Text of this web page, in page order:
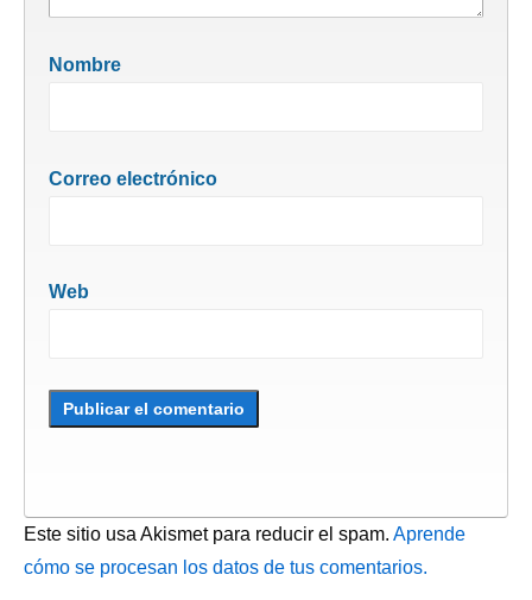
Nombre
Correo electrónico
Web
Este sitio usa Akismet para reducir el spam. Aprende
cómo se procesan los datos de tus comentarios.